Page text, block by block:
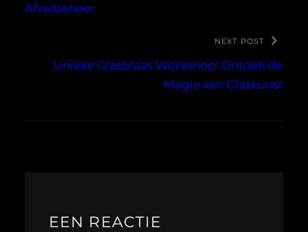
Afvalbeheer
NEXT POST
Unieke Glasblaas Workshop: Ontdek de
Magie van Glaskunst
EEN REACTIE